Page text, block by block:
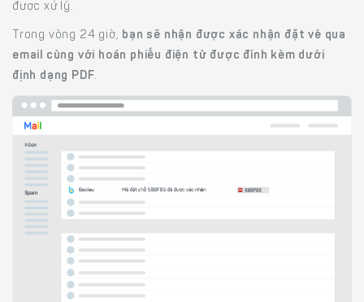
được xử lý.
Trong vòng 24 giờ, bạn sẽ nhận được xác nhận đặt vé qua
email cùng với hoán phiếu điện tử được đính kèm dưới
định dạng PDF.